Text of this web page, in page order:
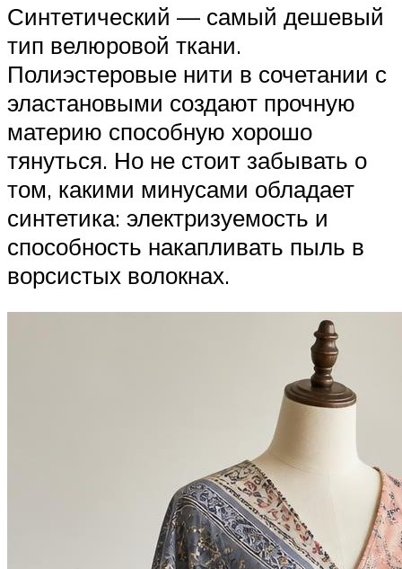
Синтетический — самый дешевый
тип велюровой ткани.
Полиэстеровые нити в сочетании с
эластановыми создают прочную
материю способную хорошо
тянуться. Но не стоит забывать о
том, какими минусами обладает
синтетика: электризуемость и
способность накапливать пыль в
ворсистых волокнах.